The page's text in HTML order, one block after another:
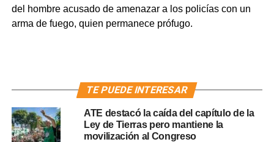
del hombre acusado de amenazar a los policías con un
arma de fuego, quien permanece prófugo.
TE PUEDE INTERESAR
ATE destacó la caída del capítulo de la
Ley de Tierras pero mantiene la
movilización al Congreso